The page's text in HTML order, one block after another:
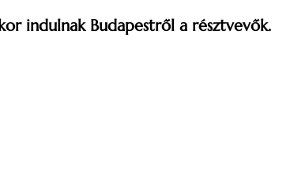
indulnak Budapestről a résztvevők.